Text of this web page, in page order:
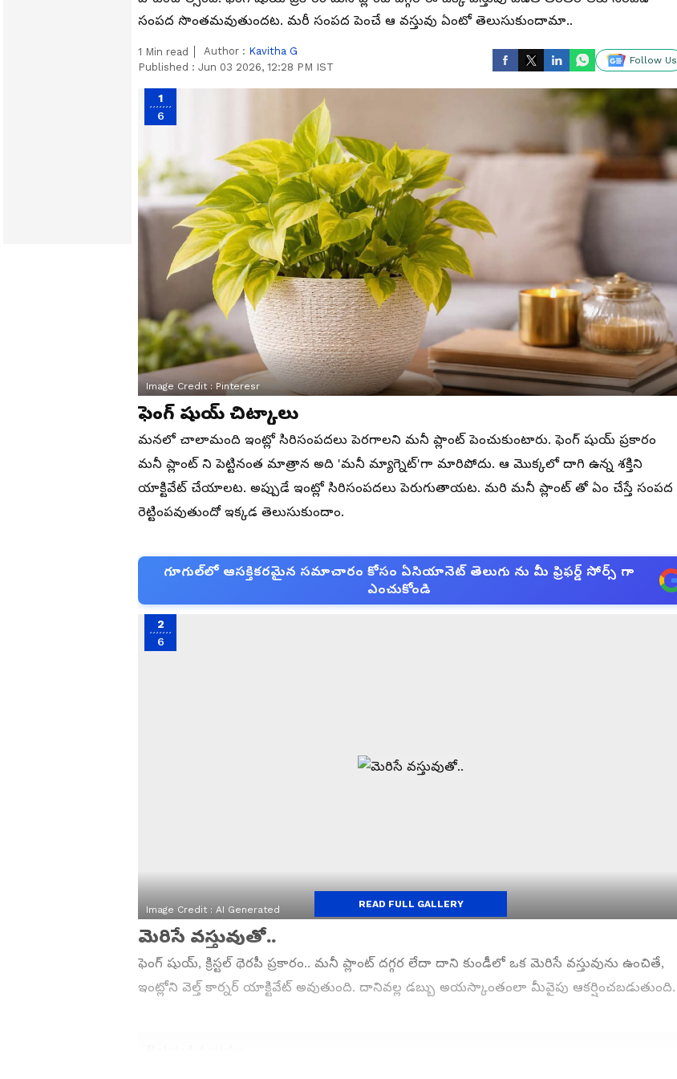
సంపద సొంతమవుతుందట. మరీ సంపద పెంచే ఆ వస్తువు ఏంటో తెలుసుకుందామా..
1 Min read Author : Kavitha G
Published : Jun 03 2026, 12:28 PM IST
Follow Us
1
6
Image Credit : Pinteresr
ఫెంగ్ షుయ్ చిట్కాలు
మనలో చాలామంది ఇంట్లో సిరిసంపదలు పెరగాలని మనీ ప్లాంట్ పెంచుకుంటారు. ఫెంగ్ షుయ్ ప్రకారం
మనీ ప్లాంట్ ని పెట్టినంత మాత్రాన అది 'మనీ మ్యాగ్నెట్'‌గా మారిపోదు. ఆ మొక్కలో దాగి ఉన్న శక్తిని
యాక్టివేట్ చేయాలట. అప్పుడే ఇంట్లో సిరిసంపదలు పెరుగుతాయట. మరి మనీ ప్లాంట్ తో ఏం చేస్తే సంపద
రెట్టింపవుతుందో ఇక్కడ తెలుసుకుందాం.
గూగుల్‌లో ఆసక్తికరమైన సమాచారం కోసం ఏసియానెట్ తెలుగు ను మీ ఫ్రిఫర్డ్ సోర్స్ గా
ఎంచుకోండి
2
6
Image Credit : AI Generated
మెరిసే వస్తువుతో..
ఫెంగ్ షుయ్, క్రిస్టల్ థెరపీ ప్రకారం.. మనీ ప్లాంట్ దగ్గర లేదా దాని కుండీలో ఒక మెరిసే వస్తువును ఉంచితే,
ఇంట్లోని వెల్త్ కార్నర్ యాక్టివేట్ అవుతుంది. దానివల్ల డబ్బు అయస్కాంతంలా మీవైపు ఆకర్షించబడుతుంది.
READ FULL GALLERY